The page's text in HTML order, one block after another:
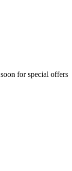
soon for special offers